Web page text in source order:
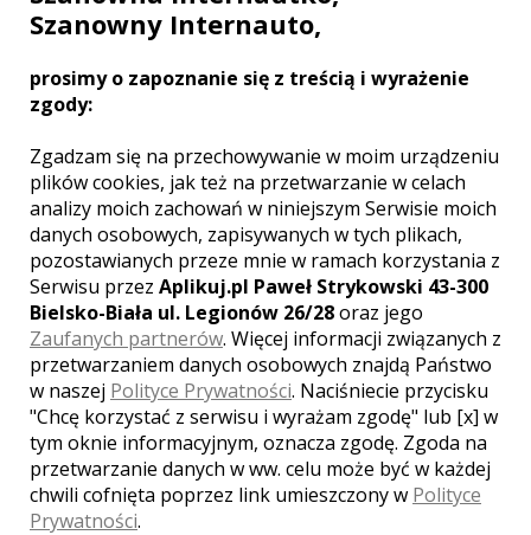
Arek - Gorzów Wielkopolski
2000 zł/ sesja
Ocena:5,00 / 5
(1 opinia)
Poleceń: 47
Każde z powierzonych nam zleceń
traktujemy indywidualnie, tworząc
produkt wyjątkowy dla Ciebie. Już teraz
skontaktuj się z nami, aby ustalić
najważniejsze informacje i warunki
współpracy. Pamiętaj – im szybciej się
odezwiesz, tym mniejsze
prawdopodobieństwo zajętego
terminu.
Zobacz więcej
Szanowny Internauto,
prosimy o zapoznanie się z treścią i wyrażenie
zgody:
Zgadzam się na przechowywanie w moim urządzeniu
plików cookies, jak też na przetwarzanie w celach
analizy moich zachowań w niniejszym Serwisie moich
danych osobowych, zapisywanych w tych plikach,
pozostawianych przeze mnie w ramach korzystania z
Serwisu przez Aplikuj.pl Paweł Strykowski 43-300
Bielsko-Biała ul. Legionów 26/28oraz jego
Zaufanych partnerów. Więcej informacji związanych z
przetwarzaniem danych osobowych znajdą Państwo
w naszej Polityce Prywatności. Naciśniecie przycisku
"Chcę korzystać z serwisu i wyrażam zgodę" lub [x] w
tym oknie informacyjnym, oznacza zgodę. Zgoda na
przetwarzanie danych w ww. celu może być w każdej
chwili cofnięta poprzez link umieszczony w Polityce
Prywatności.